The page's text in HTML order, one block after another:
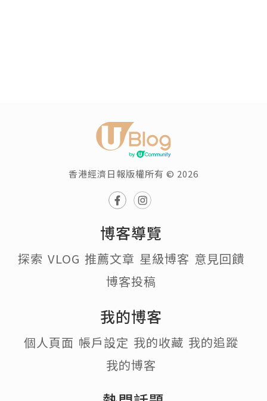
香港經濟日報版權所有 © 2026
博客導覽
探索 VLOG 推薦文章 星級博客 意見回饋
博客投稿
我的博客
個人頁面 帳戶設定 我的收藏 我的追蹤
我的博客